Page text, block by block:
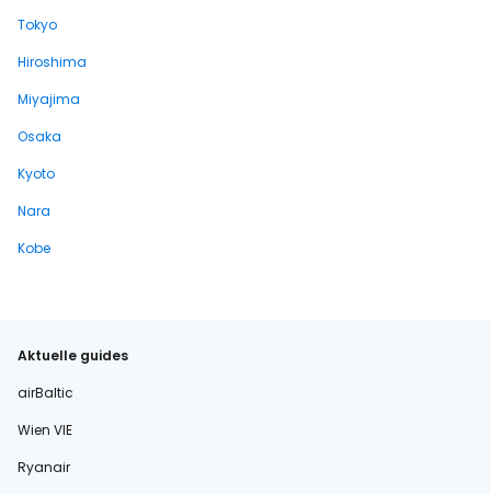
Tokyo
Hiroshima
Miyajima
Osaka
Kyoto
Nara
Kobe
Aktuelle guides
airBaltic
Wien VIE
Ryanair